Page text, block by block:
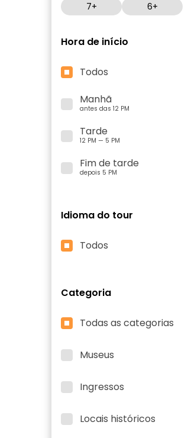
7+
6+
Hora de início
Todos
Manhã
antes das 12 PM
Tarde
12 PM — 5 PM
Fim de tarde
depois 5 PM
Idioma do tour
Todos
Categoria
Todas as categorias
Museus
Ingressos
Locais históricos